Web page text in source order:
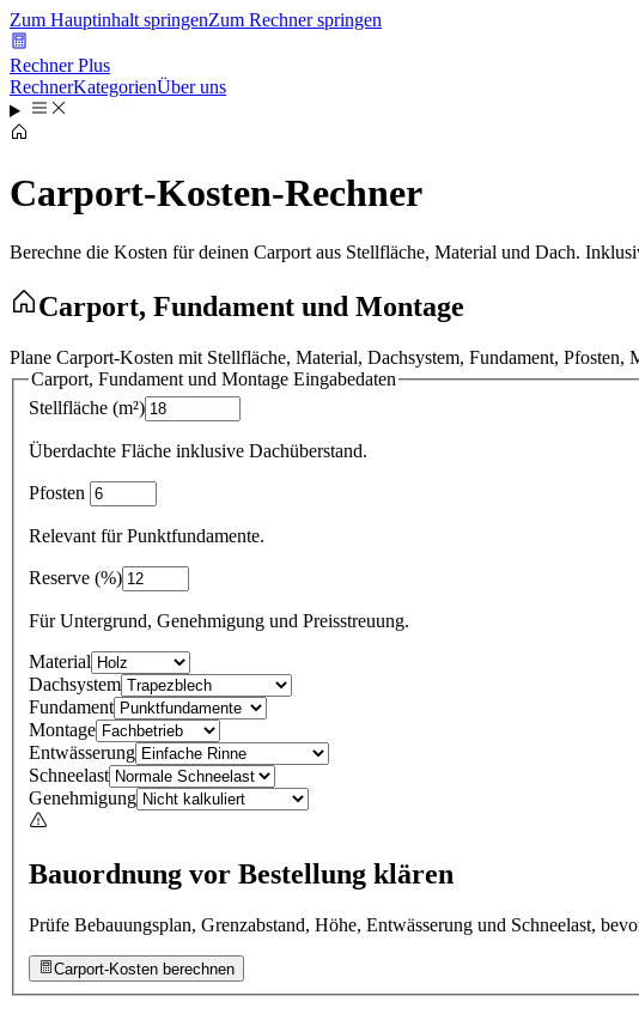
Zum Hauptinhalt springenZum Rechner springen
Rechner Plus
RechnerKategorienÜber uns
Carport-Kosten-Rechner
Berechne die Kosten für deinen Carport aus Stellfläche, Material und Dach.
Carport, Fundament und Montage
Plane Carport-Kosten mit Stellfläche, Material, Dachsystem, Fundament, Pfosten,
Carport, Fundament und Montage Eingabedaten
Stellfläche (m²)
Überdachte Fläche inklusive Dachüberstand.
Pfosten
Relevant für Punktfundamente.
Reserve (%)
Für Untergrund, Genehmigung und Preisstreuung.
Material
Dachsystem
Fundament
Montage
Entwässerung
Schneelast
Genehmigung
Bauordnung vor Bestellung klären
Prüfe Bebauungsplan, Grenzabstand, Höhe, Entwässerung und Schneelast,
Carport-Kosten berechnen